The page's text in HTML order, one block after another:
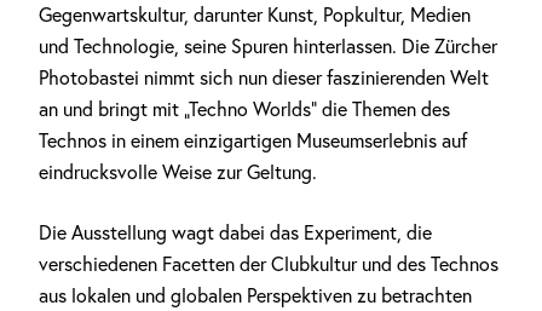
Gegenwartskultur, darunter Kunst, Popkultur, Medien
und Technologie, seine Spuren hinterlassen. Die Zürcher
Photobastei nimmt sich nun dieser faszinierenden Welt
an und bringt mit „Techno Worlds“ die Themen des
Technos in einem einzigartigen Museumserlebnis auf
eindrucksvolle Weise zur Geltung.
Die Ausstellung wagt dabei das Experiment, die
verschiedenen Facetten der Clubkultur und des Technos
aus lokalen und globalen Perspektiven zu betrachten